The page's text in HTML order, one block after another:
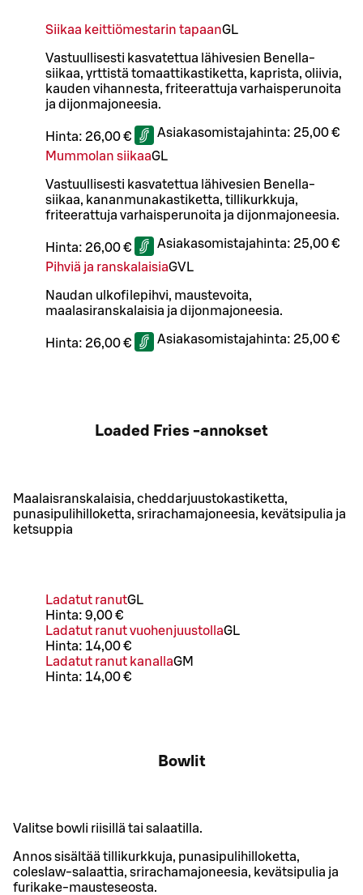
Siikaa keittiömestarin tapaanGL
Vastuullisesti kasvatettua lähivesien Benella-
siikaa, yrttistä tomaattikastiketta, kaprista, oliivia,
kauden vihannesta, friteerattuja varhaisperunoita
ja dijonmajoneesia.
Hinta: 26,00 € Asiakasomistajahinta: 25,00 €
Mummolan siikaaGL
Vastuullisesti kasvatettua lähivesien Benella-
siikaa, kananmunakastiketta, tillikurkkuja,
friteerattuja varhaisperunoita ja dijonmajoneesia.
Hinta: 26,00 € Asiakasomistajahinta: 25,00 €
Pihviä ja ranskalaisiaGVL
Naudan ulkofilepihvi, maustevoita,
maalasiranskalaisia ja dijonmajoneesia.
Hinta: 26,00 € Asiakasomistajahinta: 25,00 €
Loaded Fries -annokset
Maalaisranskalaisia, cheddarjuustokastiketta,
punasipulihilloketta, srirachamajoneesia, kevätsipulia ja
ketsuppia
Ladatut ranutGL
Hinta: 9,00 €
Ladatut ranut vuohenjuustollaGL
Hinta: 14,00 €
Ladatut ranut kanallaGM
Hinta: 14,00 €
Bowlit
Valitse bowli riisillä tai salaatilla.
Annos sisältää tillikurkkuja, punasipulihilloketta,
coleslaw-salaattia, srirachamajoneesia, kevätsipulia ja
furikake-mausteseosta.